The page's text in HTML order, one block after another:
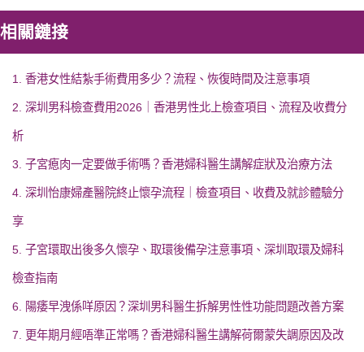
相關鏈接
1. 香港女性結紮手術費用多少？流程、恢復時間及注意事項
2. 深圳男科檢查費用2026｜香港男性北上檢查項目、流程及收費分
析
3. 子宮瘜肉一定要做手術嗎？香港婦科醫生講解症狀及治療方法
4. 深圳怡康婦產醫院終止懷孕流程｜檢查項目、收費及就診體驗分
享
5. 子宮環取出後多久懷孕、取環後備孕注意事項、深圳取環及婦科
檢查指南
6. 陽痿早洩係咩原因？深圳男科醫生拆解男性性功能問題改善方案
7. 更年期月經唔準正常嗎？香港婦科醫生講解荷爾蒙失調原因及改